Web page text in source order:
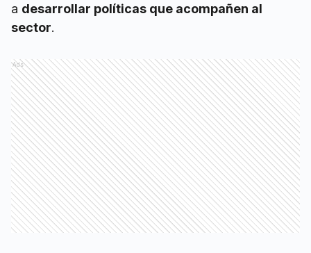
a desarrollar políticas que acompañen al
sector.
Ads